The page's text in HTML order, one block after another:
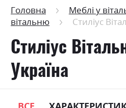
Головна Меблі у
вітальню
Стиліус
Стиліус
Україна